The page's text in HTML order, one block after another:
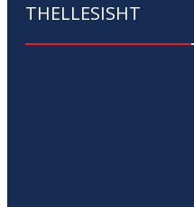
THELLESISHT